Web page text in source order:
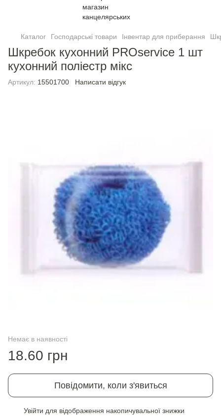
Каталог Господарські товари Інвентар для приберання
Шкребок кухонний PROservice 1 шт
кухонний полiестр мікс
Артикул: 15501700 Написати відгук
Немає в наявності
18.60 грн
Повідомити, коли з'явиться
Увійти для відображення накопичувальної знижки